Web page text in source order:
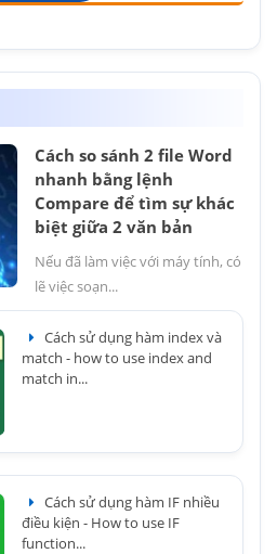
Cách so sánh 2 file Word
nhanh bằng lệnh
Compare để tìm sự khác
biệt giữa 2 văn bản
Nếu đã làm việc với máy tính, có
lẽ việc soạn...
Cách sử dụng hàm index và
match - how to use index and
match in...
Cách sử dụng hàm IF nhiều
điều kiện - How to use IF
function...